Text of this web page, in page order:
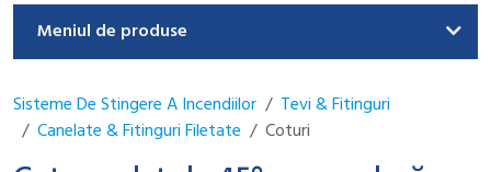
Meniul de produse
Sisteme De Stingere A Incendiilor
Tevi & Fitinguri
Canelate & Fitinguri Filetate
Coturi